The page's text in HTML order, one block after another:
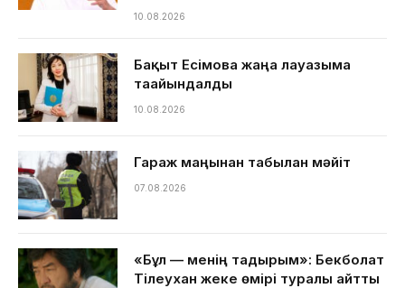
10.08.2026
Бақыт Есімова жаңа лауазымға
тағайындалды
10.08.2026
Гараж маңынан табылған мәйіт
07.08.2026
«Бұл — менің тағдырым»: Бекболат
Тілеухан жеке өмірі туралы айтты